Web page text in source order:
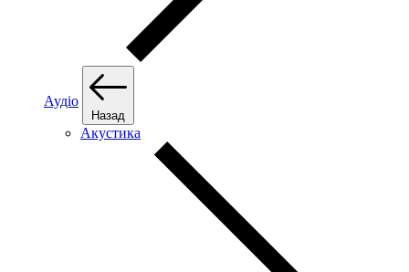
Аудіо
Назад
Акустика